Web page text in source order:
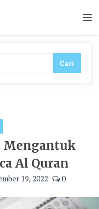
Mengantuk
Al Quran
19, 2022 0